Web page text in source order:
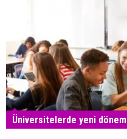
Üniversitelerde yeni dönem